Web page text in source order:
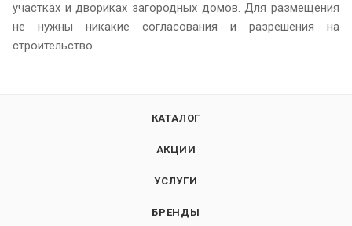
участках и двориках загородных домов. Для размещения
не нужны никакие согласования и разрешения на
строительство.
КАТАЛОГ
АКЦИИ
УСЛУГИ
БРЕНДЫ